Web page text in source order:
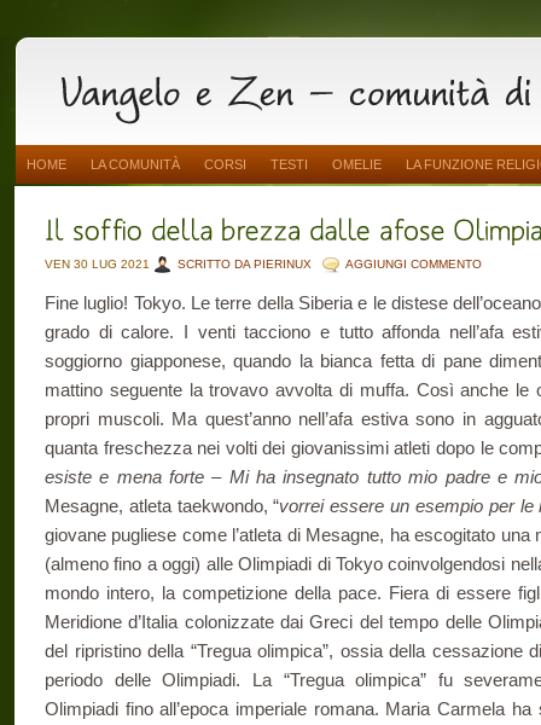
HOME LA COMUNITÀ CORSI TESTI OMELIE LA FUNZIONE
VEN 30 LUG 2021 SCRITTO DA PIERINUX AGGIUNGI COMMENTO
Fine luglio! Tokyo. Le terre della Siberia e le distese
grado di calore. I venti tacciono e tutto affonda nell’afa
soggiorno giapponese, quando la bianca fetta di pane
mattino seguente la trovavo avvolta di muffa. Così anche le
propri muscoli. Ma quest’anno nell’afa estiva sono in
quanta freschezza nei volti dei giovanissimi atleti dopo le
esiste e mena forte – Mi ha insegnato tutto mio padre e
Mesagne, atleta taekwondo, “vorrei essere un esempio per le
giovane pugliese come l’atleta di Mesagne, ha escogitato
(almeno fino a oggi) alle Olimpiadi di Tokyo coinvolgendosi
mondo intero, la competizione della pace. Fiera di essere
Meridione d’Italia colonizzate dai Greci del tempo delle
del ripristino della “Tregua olimpica”, ossia della cessazione
periodo delle Olimpiadi. La “Tregua olimpica” fu
Olimpiadi fino all’epoca imperiale romana. Maria Carmela